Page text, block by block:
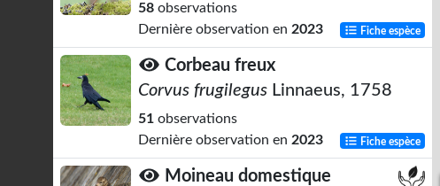
58 observations
Dernière observation en 2023 Fiche espèce
Corbeau freux
Corvus frugilegus Linnaeus, 1758
51 observations
Dernière observation en 2023 Fiche espèce
Moineau domestique